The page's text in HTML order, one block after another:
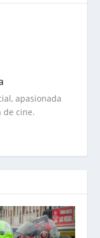
apasionada
de cine.